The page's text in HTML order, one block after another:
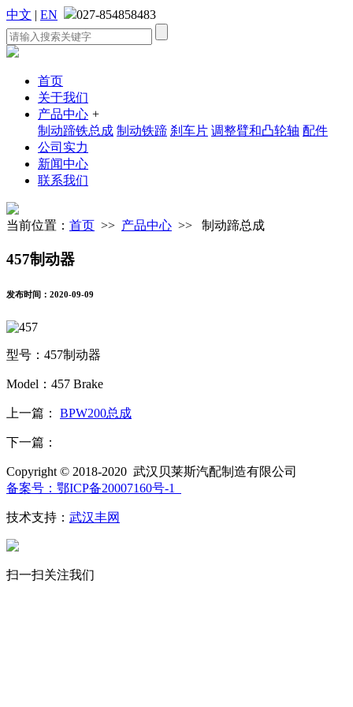
中文 | EN 027-854858483
首页
关于我们
产品中心 +
制动蹄铁总成 制动铁蹄 刹车片 调整臂和凸轮轴 配件
公司实力
新闻中心
联系我们
当前位置： 首页 >> 产品中心 >> 制动蹄总成
457制动器
发布时间：2020-09-09
型号：457制动器
Model：457 Brake
上一篇： BPW200总成
下一篇：
Copyright © 2018-2020 武汉贝莱斯汽配制造有限公司
备案号：鄂ICP备20007160号-1
技术支持： 武汉丰网
扫一扫关注我们